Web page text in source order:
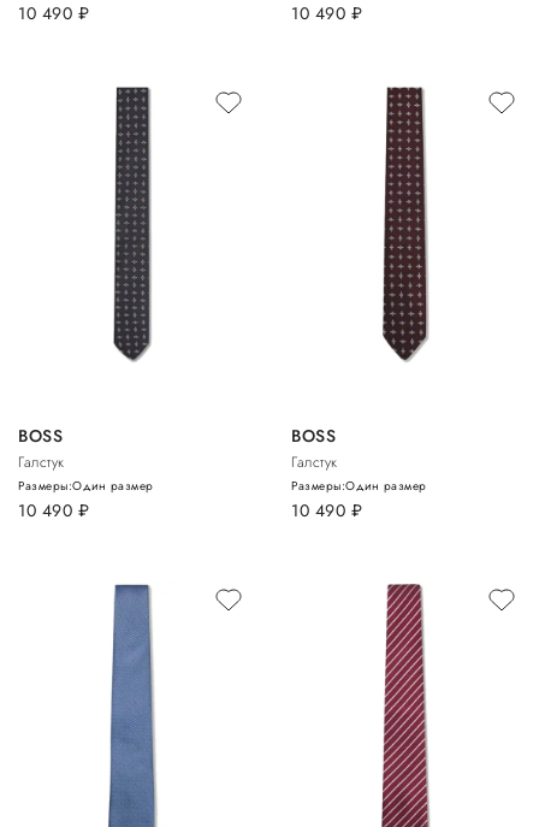
10 490 руб. 10 490 руб.
BOSS
Галстук
10 490 руб.
Размеры:Один размер
BOSS
Галстук
10 490 руб.
Размеры:Один размер